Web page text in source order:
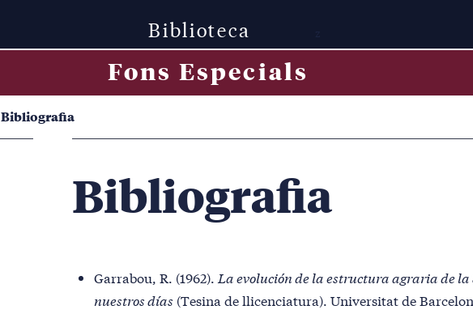
Biblioteca
Fons Especials
Bibliografia
Bibliografia
Garrabou, R. (1962). La evolución de la estructura agraria de
nuestros días (Tesina de llicenciatura). Universitat de